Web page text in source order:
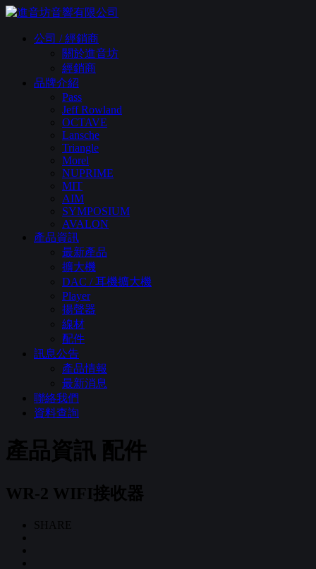
公司 / 經銷商
關於進音坊
經銷商
品牌介紹
Pass
Jeff Rowland
OCTAVE
Lansche
Triangle
Morel
NUPRIME
MIT
AIM
SYMPOSIUM
AVALON
產品資訊
最新產品
擴大機
DAC / 耳機擴大機
Player
揚聲器
線材
配件
訊息公告
產品情報
最新消息
聯絡我們
資料查詢
產品資訊 配件
WR-2 WIFI接收器
SHARE